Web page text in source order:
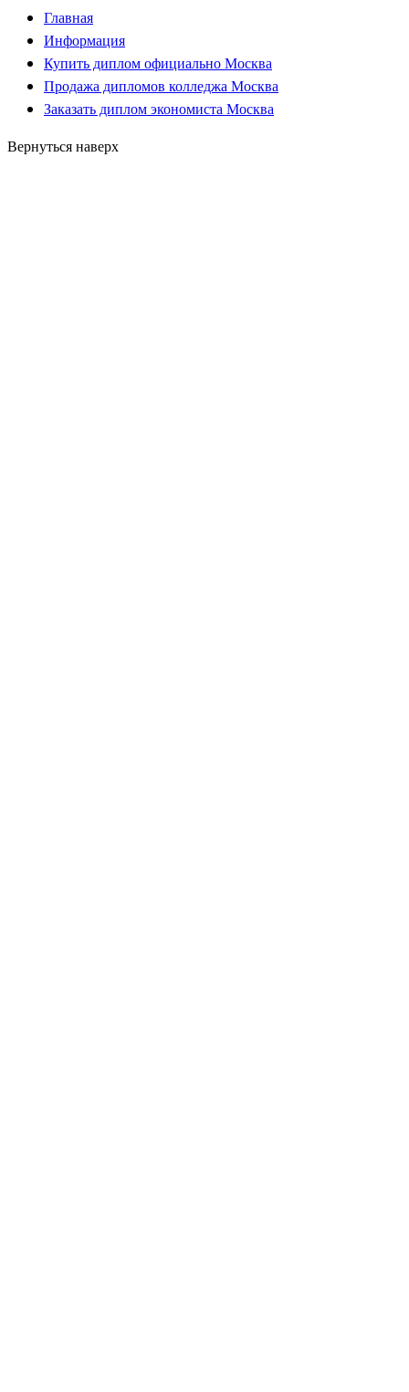
Главная
Информация
Купить диплом официально Москва
Продажа дипломов колледжа Москва
Заказать диплом экономиста Москва
Вернуться наверх